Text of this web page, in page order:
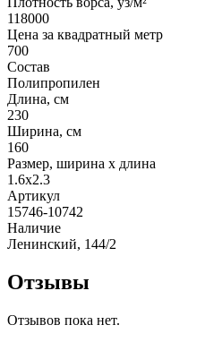
118000
Цена за квадратный метр
700
Состав
Полипропилен
Длина, см
230
Ширина, см
160
Размер, ширина x длина
1.6x2.3
Артикул
15746-10742
Наличие
Ленинский, 144/2
Отзывы
Отзывов пока нет.